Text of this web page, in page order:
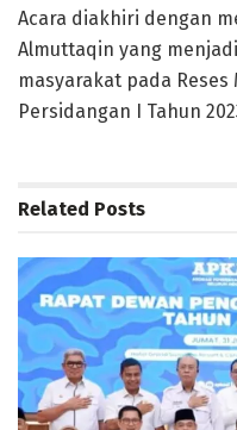
Acara diakhiri dengan
Almuttaqin yang
masyarakat pada Reses
Persidangan I Tahun
Related Posts